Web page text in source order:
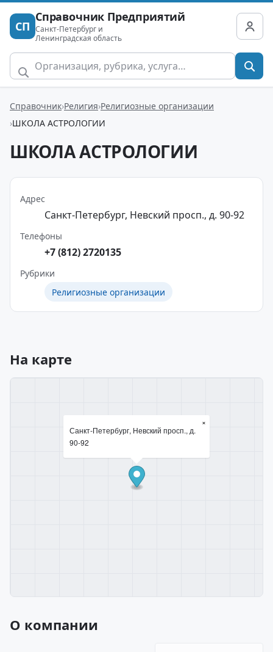
СП
Справочник Предприятий
Санкт-Петербург и
Ленинградская область
Справочник Религия Религиозные организации
ШКОЛА АСТРОЛОГИИ
ШКОЛА АСТРОЛОГИИ
Адрес
Санкт-Петербург, Невский просп., д. 90-92
Телефоны
+7 (812) 2720135
Рубрики
Религиозные организации
На карте
Санкт-Петербург, Невский просп., д.
90-92
×
О компании